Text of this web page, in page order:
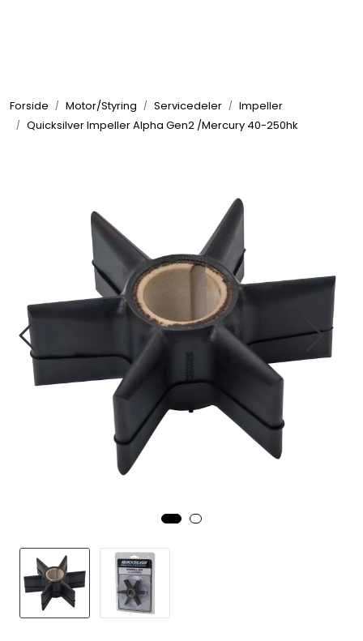
Forside Motor/Styring Servicedeler
Impeller
Quicksilver Impeller Alpha Gen2 /Mercury 40-250hk
Elektrisk
Komfort
Motor/Styring
Fortøyning
Fritid/Sikkerhet
Båtpleie/Opplag
Nyheter